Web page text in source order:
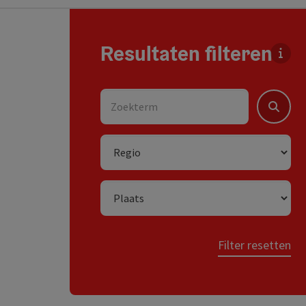
Resultaten filteren
Voor
Zoekterm
Zoeken
Regio
Plaats
Filter resetten